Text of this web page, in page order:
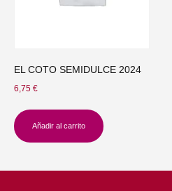
EL COTO SEMIDULCE 2024
6,75 €
Añadir al carrito